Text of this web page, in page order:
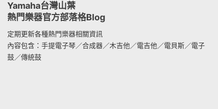
Yamaha台灣山葉
熱門樂器官方部落格Blog
定期更新各種熱門樂器相關資訊
內容包含：手提電子琴／合成器／木吉他／電吉他／電貝斯／電子
鼓／傳統鼓